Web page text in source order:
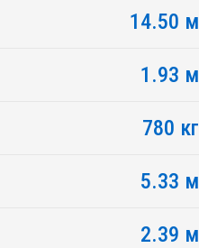
14.50 м
1.93 м
780 кг
5.33 м
2.39 м